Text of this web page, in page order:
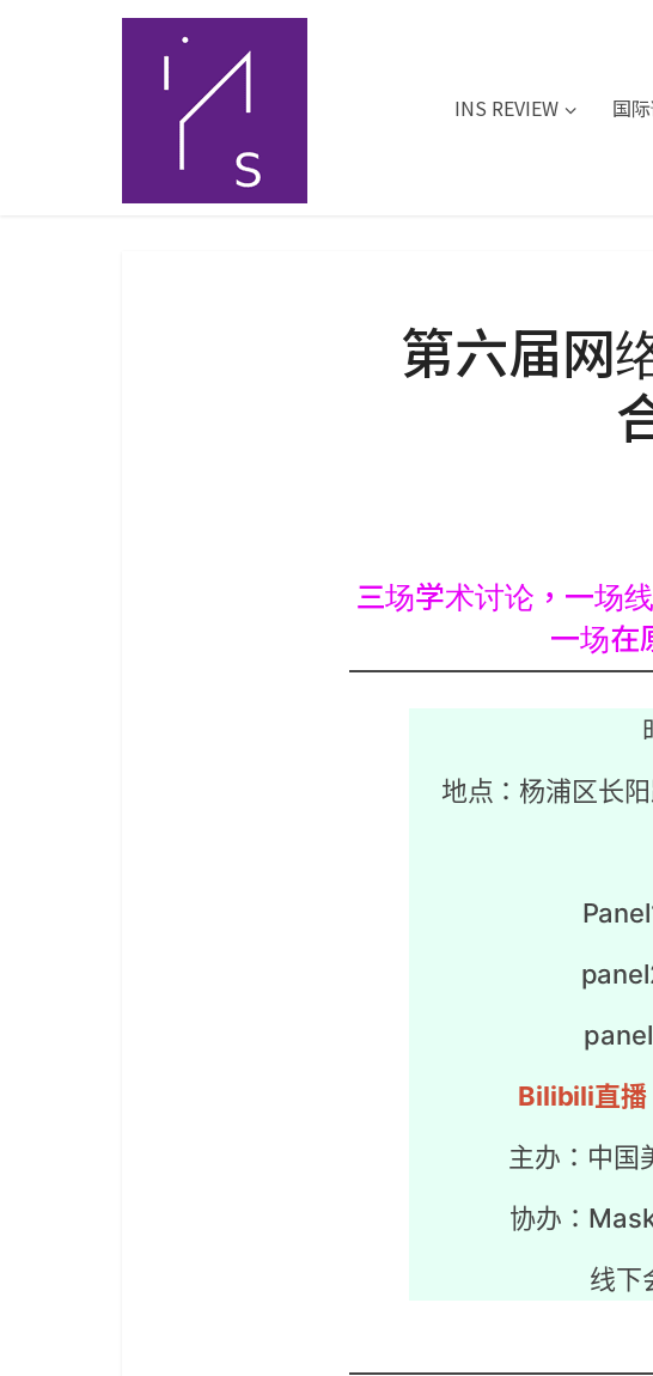
INS REVIEW 国
第六届网
三场学术讨论，一场
一场在
地点：杨浦区长
Bilibili直播
主办：中国
协办：
线下